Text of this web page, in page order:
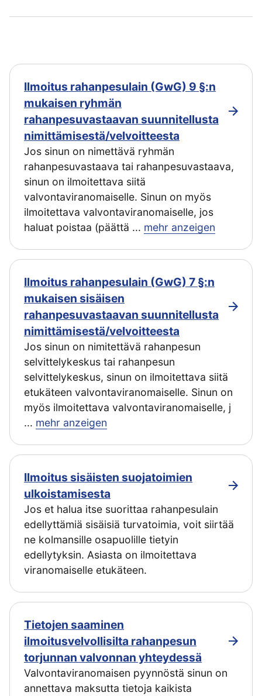
Ilmoitus rahanpesulain (GwG) 9 §:n
mukaisen ryhmän
rahanpesuvastaavan suunnitellusta
nimittämisestä/velvoitteesta
Jos sinun on nimettävä ryhmän
rahanpesuvastaava tai rahanpesuvastaava,
sinun on ilmoitettava siitä
valvontaviranomaiselle. Sinun on myös
ilmoitettava valvontaviranomaiselle, jos
haluat poistaa (päättä ... mehr anzeigen
Ilmoitus rahanpesulain (GwG) 7 §:n
mukaisen sisäisen
rahanpesuvastaavan suunnitellusta
nimittämisestä/velvoitteesta
Jos sinun on nimitettävä rahanpesun
selvittelykeskus tai rahanpesun
selvittelykeskus, sinun on ilmoitettava siitä
etukäteen valvontaviranomaiselle. Sinun on
myös ilmoitettava valvontaviranomaiselle, j
... mehr anzeigen
Ilmoitus sisäisten suojatoimien
ulkoistamisesta
Jos et halua itse suorittaa rahanpesulain
edellyttämiä sisäisiä turvatoimia, voit siirtää
ne kolmansille osapuolille tietyin
edellytyksin. Asiasta on ilmoitettava
viranomaiselle etukäteen.
Tietojen saaminen
ilmoitusvelvollisilta rahanpesun
torjunnan valvonnan yhteydessä
Valvontaviranomaisen pyynnöstä sinun on
annettava maksutta tietoja kaikista